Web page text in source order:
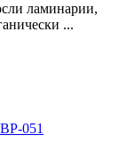
ламинарии,
...